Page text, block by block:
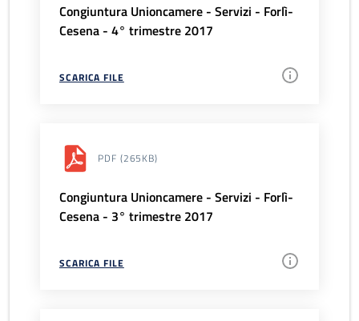
Congiuntura Unioncamere - Servizi - Forlì-
Cesena - 4° trimestre 2017
SCARICA FILE
PDF (265KB)
Congiuntura Unioncamere - Servizi - Forlì-
Cesena - 3° trimestre 2017
SCARICA FILE